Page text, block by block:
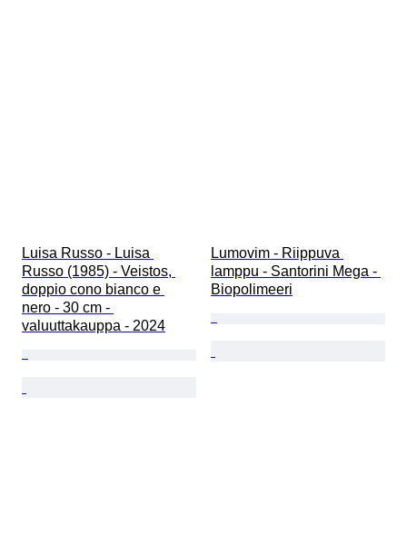
Luisa Russo - Luisa
Russo (1985) - Veistos,
doppio cono bianco e
nero - 30 cm -
valuuttakauppa - 2024
Lumovim - Riippuva
lamppu - Santorini Mega -
Biopolimeeri